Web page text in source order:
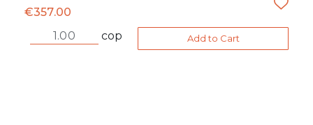
€357.00
cop
Add to Cart